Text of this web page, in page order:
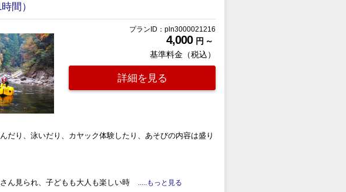
間）
プランID：pln3000021216
4,000 円 ～
基準料金（税込）
詳細を見る
だり、泳いだり、カヤック体験したり、あそびの内容は盛り
ん見られ、子どもも大人も楽しい時 .....もっと見る